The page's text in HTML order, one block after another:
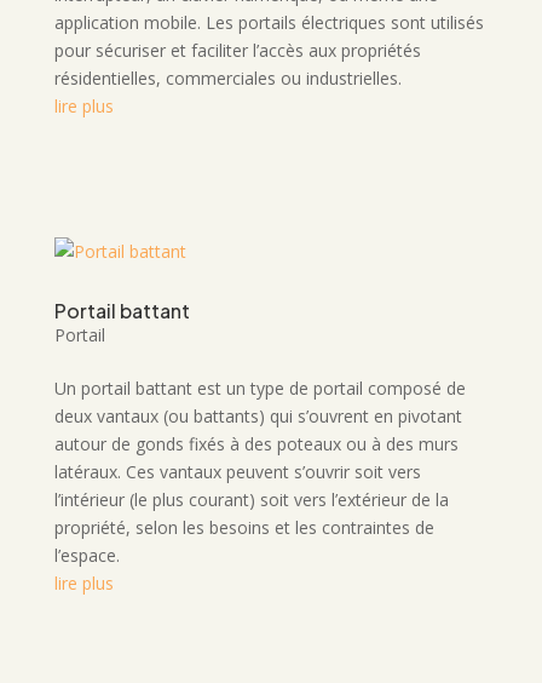
application mobile. Les portails électriques sont utilisés
pour sécuriser et faciliter l’accès aux propriétés
résidentielles, commerciales ou industrielles.
lire plus
Portail battant
Portail
Un portail battant est un type de portail composé de
deux vantaux (ou battants) qui s’ouvrent en pivotant
autour de gonds fixés à des poteaux ou à des murs
latéraux. Ces vantaux peuvent s’ouvrir soit vers
l’intérieur (le plus courant) soit vers l’extérieur de la
propriété, selon les besoins et les contraintes de
l’espace.
lire plus